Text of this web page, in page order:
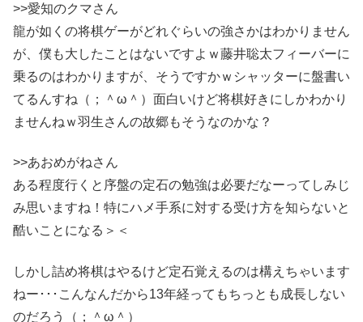
>>愛知のクマさん
龍が如くの将棋ゲーがどれぐらいの強さかはわかりません
が、僕も大したことはないですよｗ藤井聡太フィーバーに
乗るのはわかりますが、そうですかｗシャッターに盤書い
てるんすね（；＾ω＾）面白いけど将棋好きにしかわかり
ませんねｗ羽生さんの故郷もそうなのかな？
>>あおめがねさん
ある程度行くと序盤の定石の勉強は必要だなーってしみじ
み思いますね！特にハメ手系に対する受け方を知らないと
酷いことになる＞＜
しかし詰め将棋はやるけど定石覚えるのは構えちゃいます
ねー･･･こんなんだから13年経ってもちっとも成長しない
のだろう（；＾ω＾）